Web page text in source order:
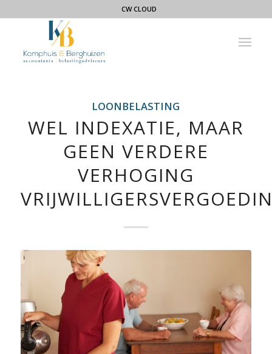
CW CLOUD
LOONBELASTING
WEL INDEXATIE, MAAR
GEEN VERDERE
VERHOGING